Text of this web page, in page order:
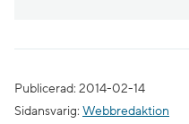
Publicerad: 2014-02-14
Sidansvarig: Webbredaktion